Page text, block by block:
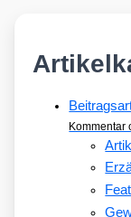
Kommentar